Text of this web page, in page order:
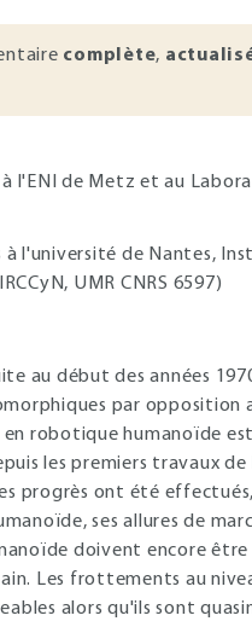
complète,
à l'ENI de Metz et au
à l'université de Nantes,
UMR CNRS 6597)
au début des années
par opposition
robotique humanoïde
les premiers travaux
progrès ont été
ses allures de
doivent encore
Les frottements au
alors qu'ils sont